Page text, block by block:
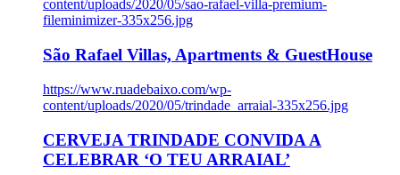
content/uploads/2020/05/sao-rafael-villa-premium-
fileminimizer-335x256.jpg
São Rafael Villas, Apartments & GuestHouse
https://www.ruadebaixo.com/wp-
content/uploads/2020/05/trindade_arraial-335x256.jpg
CERVEJA TRINDADE CONVIDA A
CELEBRAR ‘O TEU ARRAIAL’